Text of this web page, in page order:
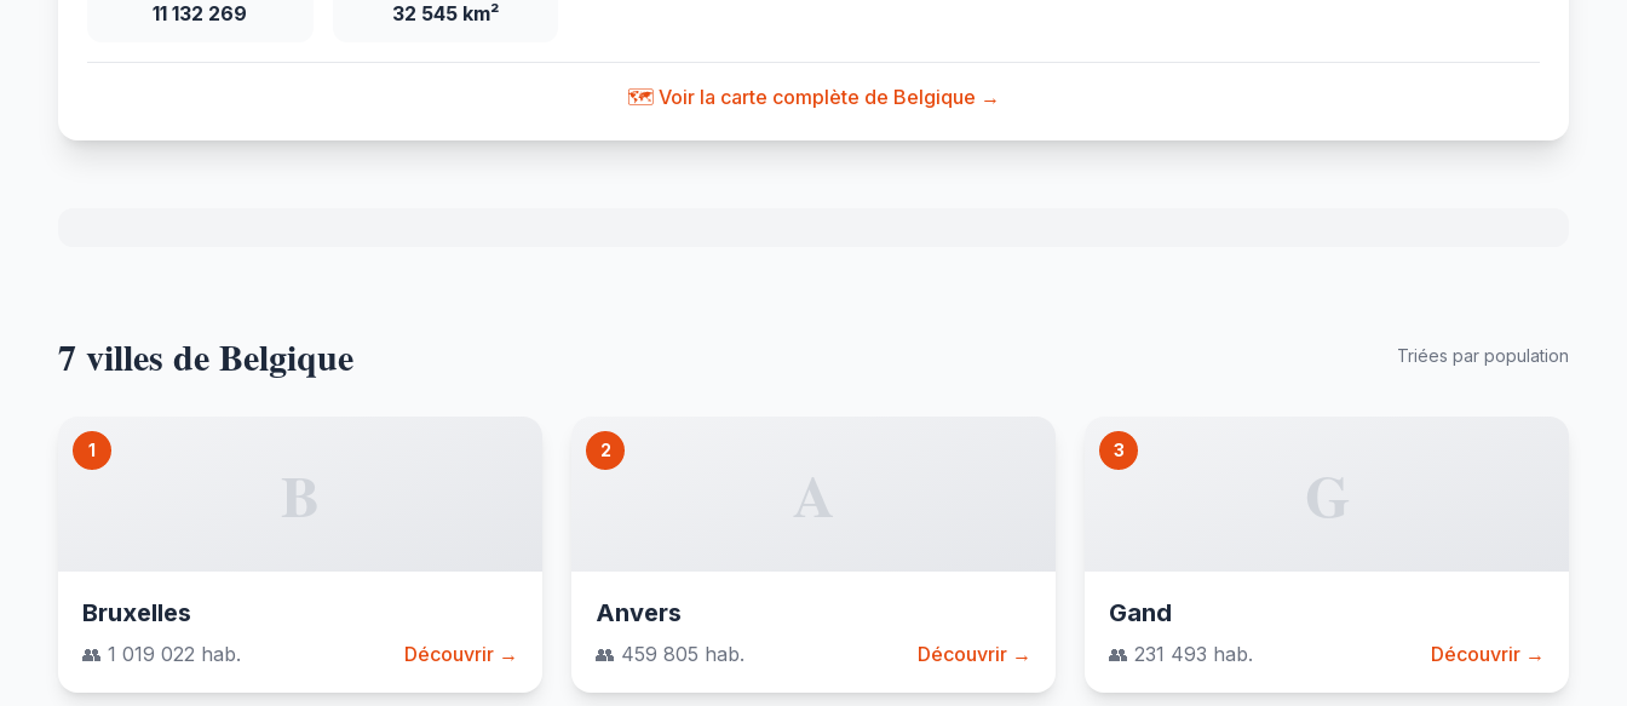
11 132 269 32 545 km²
🗺️ Voir la carte complète de Belgique →
7 villes de Belgique Triées par population
1
B
Bruxelles
👥 1 019 022 hab. Découvrir →
2
A
Anvers
👥 459 805 hab. Découvrir →
3
G
Gand
👥 231 493 hab. Découvrir →